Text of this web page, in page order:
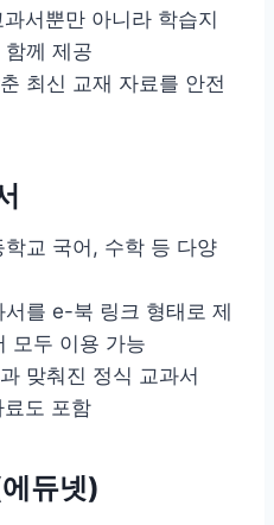
서뿐만 아니라 학습지
함께 제공
최신 교재 자료를 안전
교 국어, 수학 등 다양
를 e-북 링크 형태로 제
모두 이용 가능
맞춰진 정식 교과서
도 포함
듀넷)